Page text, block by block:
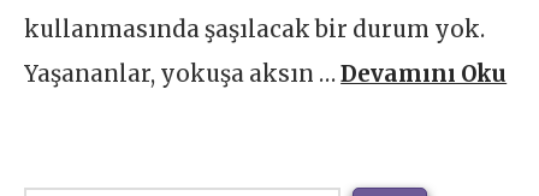
kullanmasında şaşılacak bir durum yok.
Yaşananlar, yokuşa aksın …Devamını Oku